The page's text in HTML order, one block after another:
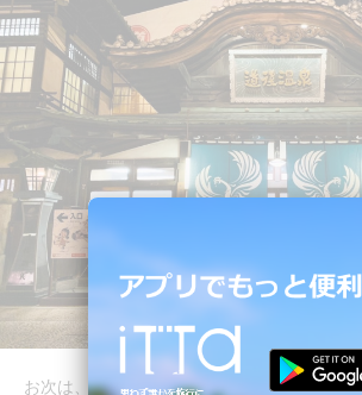
お次は、愛媛県「道後温泉」の旅のしおり。